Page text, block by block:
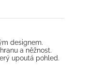
designem.
a něžnost.
upoutá pohled.